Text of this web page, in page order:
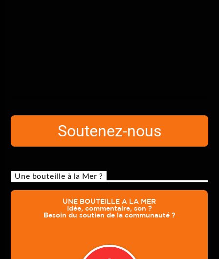
Soutenez-nous
Une bouteille à la Mer ?